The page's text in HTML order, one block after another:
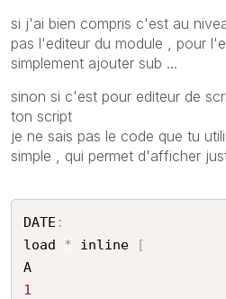
si j'ai bien compris c'est au
pas l'editeur du module , pour
simplement ajouter sub ...
sinon si c'est pour editeur de
ton script
je ne sais pas le code que tu
simple , qui permet d'afficher
DATE :
load * inline
[
1